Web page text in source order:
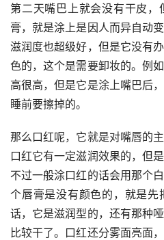
第二天嘴巴上就会没有干皮
膏，就是涂上是因人而异自动
滋润度也超级好，但是它没有
色的，这个是需要卸妆的。例
高很高，但是它是涂上嘴巴后
睡前要擦掉的。
那么口红呢，它就是对嘴唇的
口红它有一定滋润效果的，但
不过一般涂口红的话会用那个
个唇膏是没有颜色的，就是先
话，它是滋润型的，还有那种
比较干了。口红还分雾面亮面